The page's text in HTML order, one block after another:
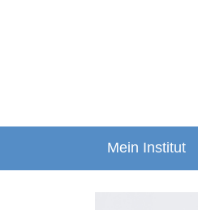
Mein Institut